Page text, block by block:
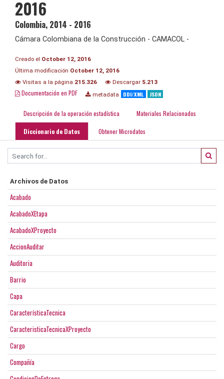
2016
Colombia, 2014 - 2016
Cámara Colombiana de la Construcción - CAMACOL -
Creado el October 12, 2016
Última modificación October 12, 2016
Visitas a la página 215.326 Descargar 5.213
Documentación en PDF metadata DDI/XML JSON
Descripción de la operación estadística Materiales Relacionados
Diccionario de Datos Obtener Microdatos
Archivos de Datos
Acabado
AcabadoXEtapa
AcabadoXProyecto
AccionAuditar
Auditoria
Barrio
Capa
CaracterísticaTecnica
CaracteristicaTecnicaXProyecto
Cargo
Compañía